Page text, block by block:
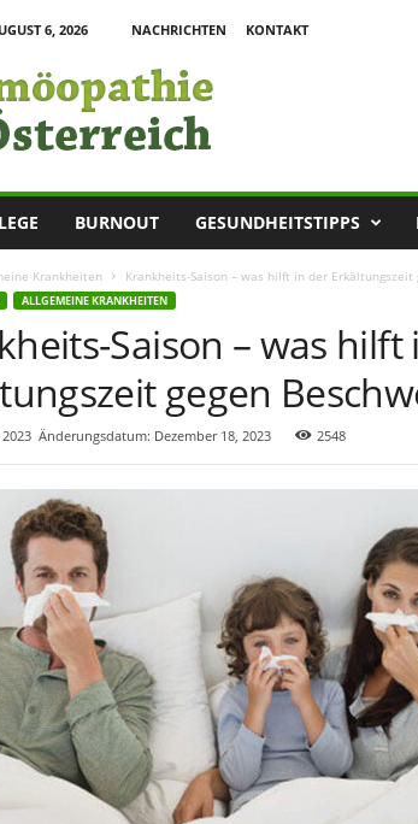
6, 2026 NACHRICHTEN
KONTAKT
BURNOUT GESUNDHEITSTIPPS
Krankheiten Krankheits-Saison – was hilft in der Erkältungszeit
ALLGEMEINE KRANKHEITEN
Saison – was hilft
gegen
Änderungsdatum: Dezember 18, 2023 2548